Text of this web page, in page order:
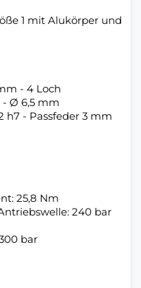
1 mit Alukörper und
- 4 Loch
- Ø 6,5 mm
h7 - Passfeder 3 mm
25,8 Nm
240 bar
bar